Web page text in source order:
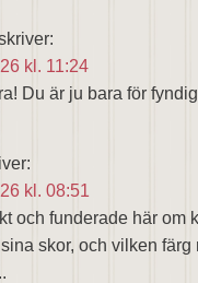
kl. 11:24
Du är ju bara för
kl. 08:51
och funderade här om
skor, och vilken